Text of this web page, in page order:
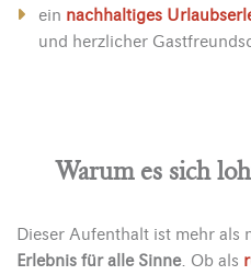
ein nachhaltiges
und herzlicher
Warum es sich
Dieser Aufenthalt ist mehr als
Erlebnis für alle Sinne. Ob als